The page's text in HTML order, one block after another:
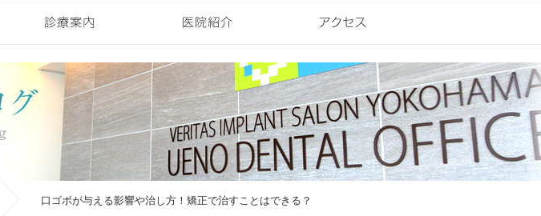
口ゴボが与える影響や治し方！矯正で治すことはできる？